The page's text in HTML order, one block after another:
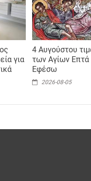
για
4 Αυγούστου
των Αγίων
Εφέσω
2026-08-05